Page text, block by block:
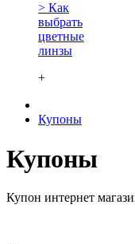
> Как
выбрать
цветные
линзы
+
Купоны
Купоны
Купон интернет